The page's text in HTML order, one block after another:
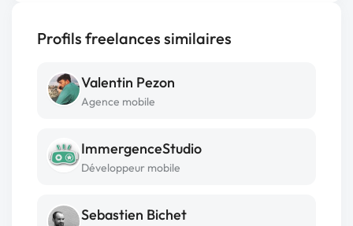
Profils freelances similaires
Valentin Pezon
Agence mobile
ImmergenceStudio
Développeur mobile
Sebastien Bichet